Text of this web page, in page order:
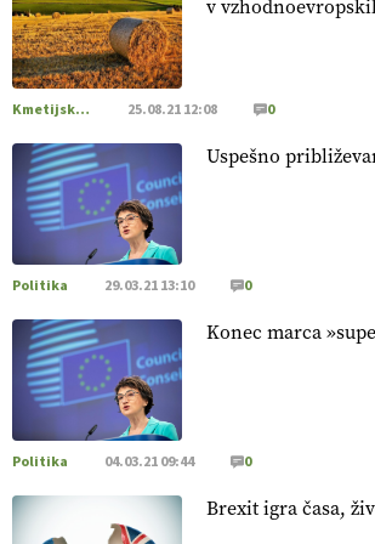
[EKOloško = LOGIČNO
in vlaga.
VEČ
https://t.co/qmMX2yevum
#CAP https://t.co/dDwsipE645
[EKOloško = LOGIČNO
tal
. VEČ
https://t.co/J7RkeaYpYu @EUAgri
https://t.co/RVG0FzcQN6
[EKOloško = LOGIČNO
] Zdravje rastlin je
prehransko varnost,
https://t.co/K0USFPJ5fJ @EUAgri #IMCAP #CAP
https://t.co/vcHhoOixHy
[EKOloško = LOGIČNO
Danes ni
v
Kmetijska zemljišča 25.08.21 12:08 0
Uspešno
Politika 29.03.21 13:10 0
Konec marca
Politika 04.03.21 09:44 0